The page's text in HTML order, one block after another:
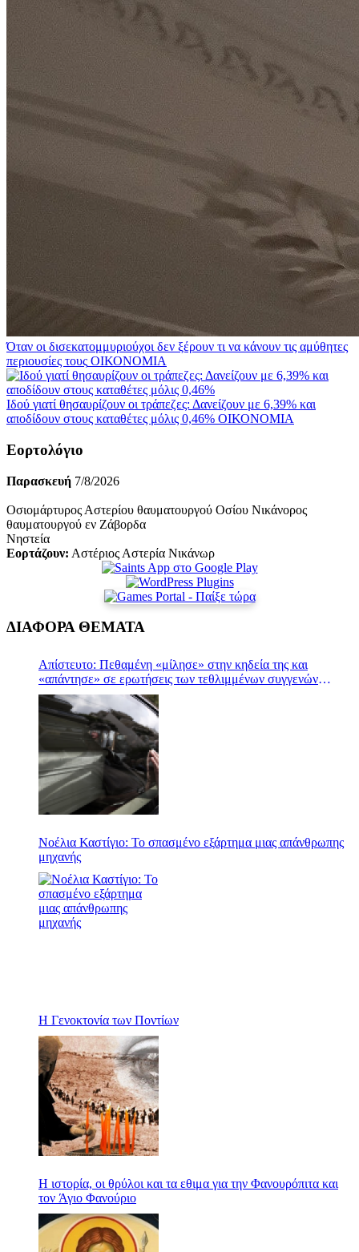
Όταν οι δισεκατομμυριούχοι δεν ξέρουν τι να κάνουν τις αμύθητες
περιουσίες τους ΟΙΚΟΝΟΜΙΑ
Ιδού γιατί θησαυρίζουν οι τράπεζες: Δανείζουν με 6,39% και
αποδίδουν στους καταθέτες μόλις 0,46% ΟΙΚΟΝΟΜΙΑ
Εορτολόγιο
Παρασκευή 7/8/2026
Οσιομάρτυρος Αστερίου θαυματουργού Οσίου Νικάνορος
θαυματουργού εν Ζάβορδα
Νηστεία
Εορτάζουν: Αστέριος Αστερία Νικάνωρ
ΔΙΑΦΟΡΑ ΘΕΜΑΤΑ
Απίστευτο: Πεθαμένη «μίλησε» στην κηδεία της και
«απάντησε» σε ερωτήσεις των τεθλιμμένων συγγενών
(Βίντεο)
Νοέλια Καστίγιο: Το σπασμένο εξάρτημα μιας απάνθρωπης
μηχανής
Η Γενοκτονία των Ποντίων
Η ιστορία, οι θρύλοι και τα εθιμα για την Φανουρόπιτα και
τον Άγιο Φανούριο